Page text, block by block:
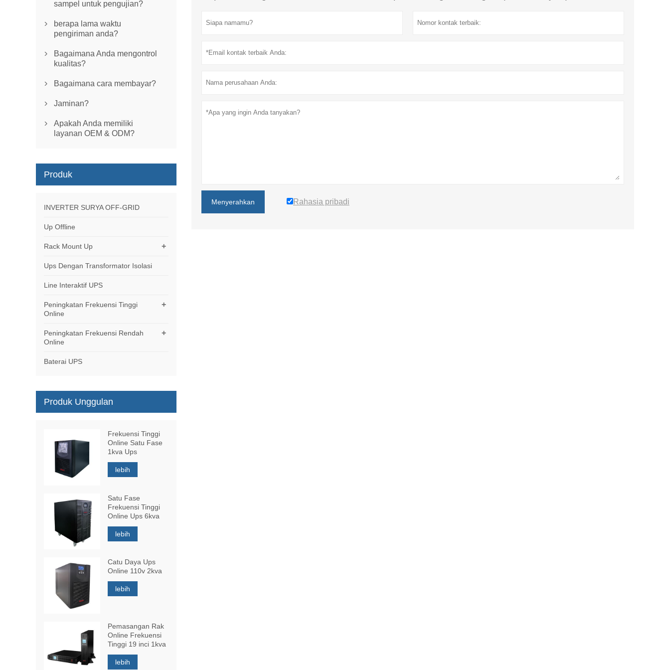
Menyerahkan Rahasia pribadi
sampel untuk pengujian?

berapa lama waktu
pengiriman anda?

Bagaimana Anda mengontrol
kualitas?
 Bagaimana cara membayar?
 Jaminan?

Apakah Anda memiliki
layanan OEM & ODM?
Produk
INVERTER SURYA OFF-GRID
Up Offline
+
Rack Mount Up
Ups Dengan Transformator Isolasi
Line Interaktif UPS
+
Peningkatan Frekuensi Tinggi
Online
+
Peningkatan Frekuensi Rendah
Online
Baterai UPS
Produk Unggulan
Frekuensi Tinggi
Online Satu Fase
1kva Ups
lebih
Satu Fase
Frekuensi Tinggi
Online Ups 6kva
lebih
Catu Daya Ups
Online 110v 2kva
lebih
Pemasangan Rak
Online Frekuensi
Tinggi 19 inci 1kva
lebih